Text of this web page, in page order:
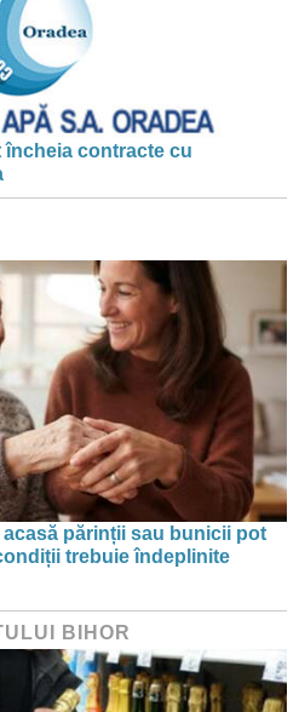
contracte cu
părinții sau bunicii pot
trebuie îndeplinite
BIHOR